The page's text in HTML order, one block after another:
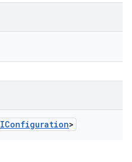
IConfiguration>